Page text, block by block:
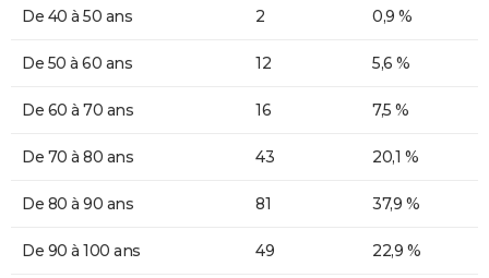
De 40 à 50 ans 2 0,9 %
De 50 à 60 ans 12 5,6 %
De 60 à 70 ans 16 7,5 %
De 70 à 80 ans 43 20,1 %
De 80 à 90 ans 81 37,9 %
De 90 à 100 ans 49 22,9 %